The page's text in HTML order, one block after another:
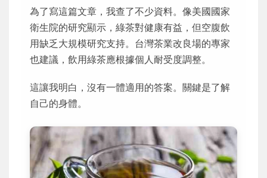
為了寫這篇文章，我查了不少資料。像美國國家
衛生院的研究顯示，綠茶對健康有益，但空腹飲
用缺乏大規模研究支持。台灣茶業改良場的專家
也建議，飲用綠茶應根據個人耐受度調整。
這讓我明白，沒有一體適用的答案。關鍵是了解
自己的身體。